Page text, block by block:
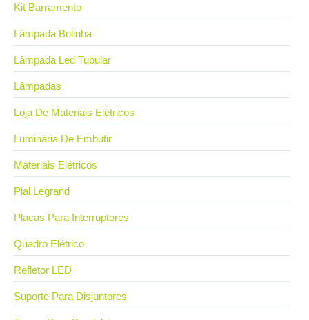
Kit Barramento
Lâmpada Bolinha
Lâmpada Led Tubular
Lâmpadas
Loja De Materiais Elétricos
Luminária De Embutir
Materiais Elétricos
Pial Legrand
Placas Para Interruptores
Quadro Elétrico
Refletor LED
Suporte Para Disjuntores